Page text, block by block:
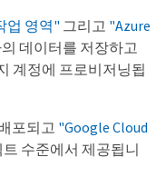
업 영역" 그리고 "Azure
데이터를 저장하고
계정에 프로비저닝됩
포되고 "Google Cloud
수준에서 제공됩니